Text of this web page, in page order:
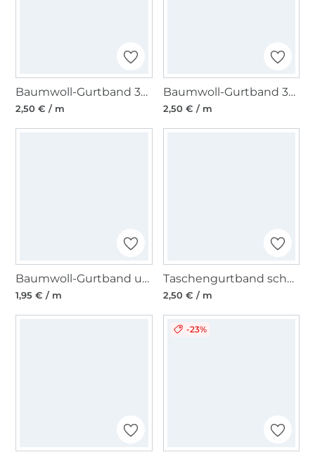
Baumwoll-Gurtband 30 mm, altflieder
2,50 € / m
Baumwoll-Gurtband 30 mm, altrosa
2,50 € / m
Baumwoll-Gurtband uni olivgrün 38 mm
1,95 € / m
Taschengurtband schwarz 30 mm
2,50 € / m
-23%